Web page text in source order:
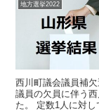
地方選挙2022
西川町議会議員補
議員の欠員に伴う
た。 定数1人に対し